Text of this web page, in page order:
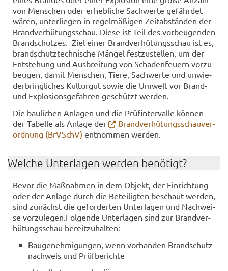
von Men­schen oder er­heb­li­che Sach­wer­te ge­fähr­det
wären, un­ter­lie­gen in re­gel­mä­ßi­gen Zeit­ab­stän­den der
Brand­ver­hü­tungs­schau. Diese ist Teil des vor­beu­gen­den
Brand­schut­zes. Ziel einer Brand­ver­hü­tungs­schau ist es,
brand­schutz­tech­ni­sche Män­gel fest­zu­stel­len, um der
Ent­ste­hung und Aus­brei­tung von Scha­den­feu­ern vor­zu­
beu­gen, damit Men­schen, Tiere, Sach­wer­te und un­wie­
der­bring­li­ches Kul­tur­gut sowie die Um­welt vor Brand-​
und Ex­plo­si­ons­ge­fah­ren ge­schützt wer­den.
Die bau­li­chen An­la­gen und die Prüf­in­ter­val­le kön­nen
der Ta­bel­le als An­la­ge der
Brand­ver­hü­tungs­schau­ver­
ord­nung (BrVSchV) ent­nom­men wer­den.
Wel­che Un­ter­la­gen wer­den be­nö­tigt?
Bevor die Maß­nah­men in dem Ob­jekt, der Ein­rich­tung
oder der An­la­ge durch die Be­tei­lig­ten be­schaut wer­den,
sind zu­nächst die ge­for­der­ten Un­ter­la­gen und Nach­wei­
se vor­zu­le­gen.Fol­gen­de Un­ter­la­gen sind zur Brand­ver­
hü­tungs­schau be­reit­zu­hal­ten:
Bau­ge­neh­mi­gun­gen, wenn vor­han­den Brand­schutz­
nach­weis und Prüf­be­rich­te